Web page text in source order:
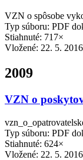
VZN o spôsobe
Typ súboru: PDF
Stiahnuté: 717×
Vložené: 22. 5. 2016
2009
VZN o
Typ súboru: PDF
Stiahnuté: 624×
Vložené: 22. 5. 2016